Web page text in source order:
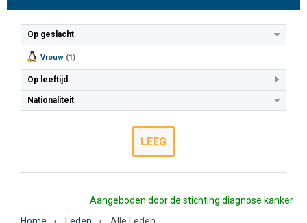
Op geslacht
Vrouw (1)
Op leeftijd
Nationaliteit
LEEG
Aangeboden door de stichting diagnose kanker